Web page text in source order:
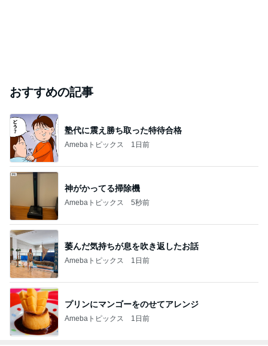
おすすめの記事
塾代に震え勝ち取った特待合格
Amebaトピックス 1日前
神がかってる掃除機
Amebaトピックス 5秒前
萎んだ気持ちが息を吹き返したお話
Amebaトピックス 1日前
プリンにマンゴーをのせてアレンジ
Amebaトピックス 1日前